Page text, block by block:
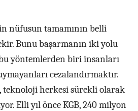
nüfusun tamamının belli
Bunu başarmanın iki yolu
yöntemlerden biri insanları
cezalandırmaktır.
teknoloji herkesi sürekli olarak
Elli yıl önce KGB, 240 milyon